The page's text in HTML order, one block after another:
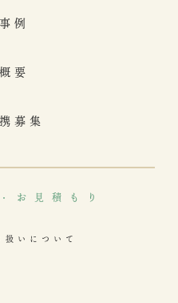
例
要
募集
お見積もり
いについて